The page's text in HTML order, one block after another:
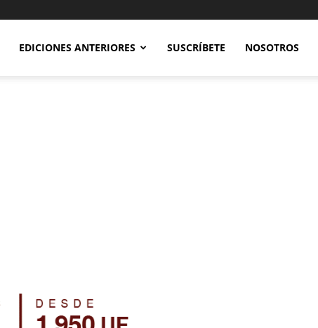
EDICIONES ANTERIORES SUSCRÍBETE NOSOTROS